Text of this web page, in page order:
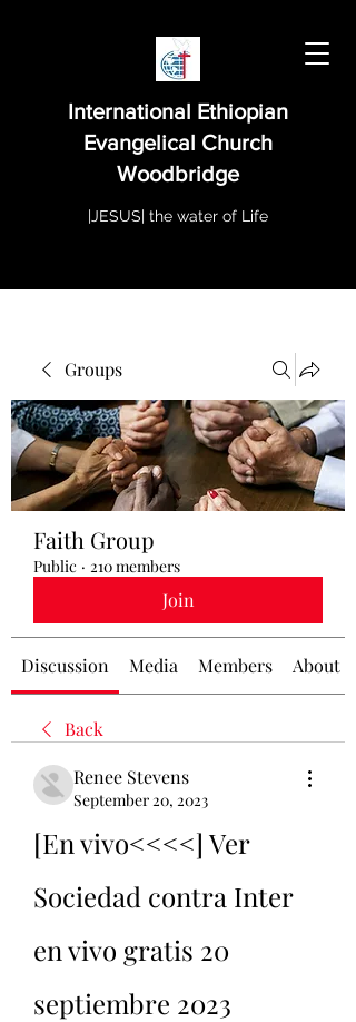
International Ethiopian
Evangelical Church
Woodbridge
|JESUS| the water of Life
Groups
Faith Group
Public · 210 members
Join
Discussion Media Members About
Back
Renee Stevens
September 20, 2023
[En vivo<<<<] Ver
Sociedad contra Inter
en vivo gratis 20
septiembre 2023